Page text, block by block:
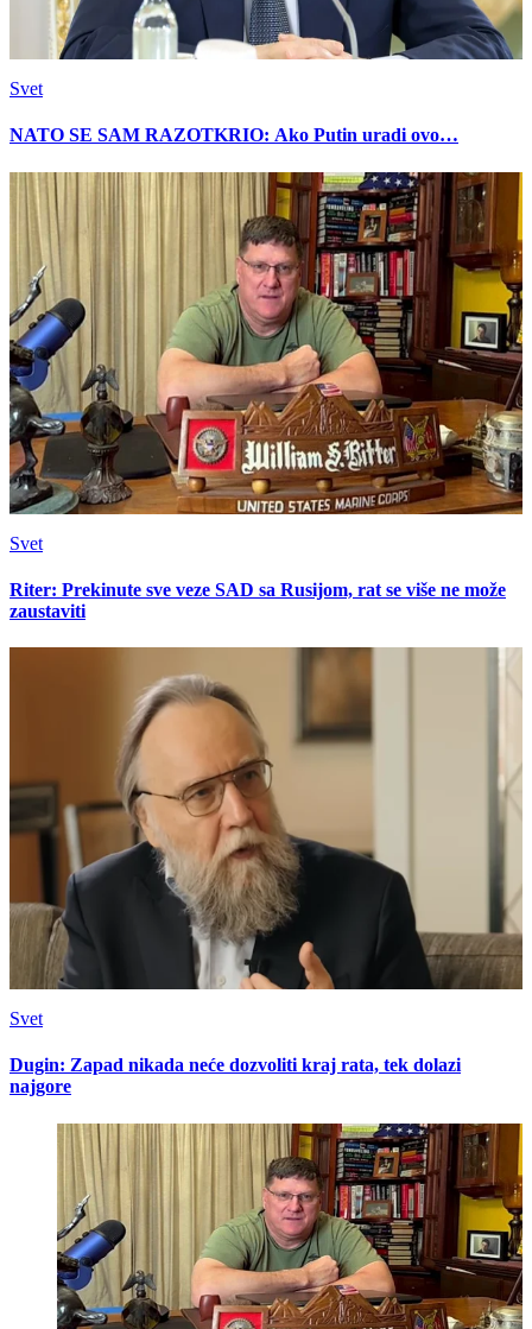
Svet
NATO SE SAM RAZOTKRIO: Ako Putin uradi ovo…
Svet
Riter: Prekinute sve veze SAD sa Rusijom, rat se više ne može
zaustaviti
Svet
Dugin: Zapad nikada neće dozvoliti kraj rata, tek dolazi
najgore